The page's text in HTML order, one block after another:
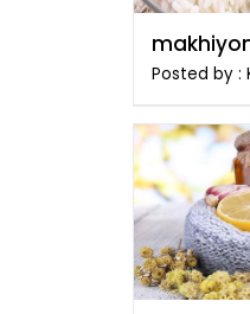
tarika
Posted by :